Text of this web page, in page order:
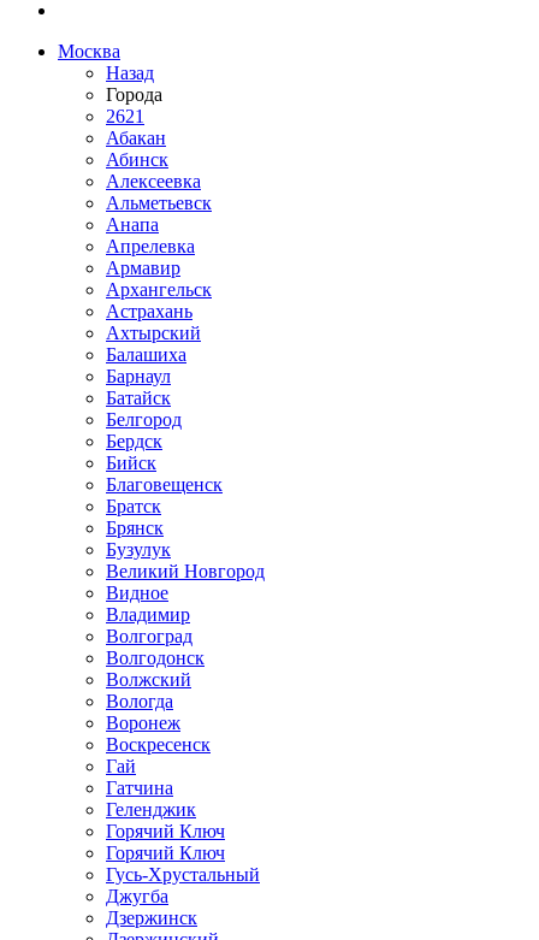
Москва
Назад
Города
2621
Абакан
Абинск
Алексеевка
Альметьевск
Анапа
Апрелевка
Армавир
Архангельск
Астрахань
Ахтырский
Балашиха
Барнаул
Батайск
Белгород
Бердск
Бийск
Благовещенск
Братск
Брянск
Бузулук
Великий Новгород
Видное
Владимир
Волгоград
Волгодонск
Волжский
Вологда
Воронеж
Воскресенск
Гай
Гатчина
Геленджик
Горячий Ключ
Горячий Ключ
Гусь-Хрустальный
Джугба
Дзержинск